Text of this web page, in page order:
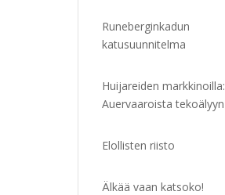
Runeberginkadun
katusuunnitelma
Huijareiden markkinoilla:
Auervaaroista tekoälyyn
Elollisten riisto
Älkää vaan katsoko!